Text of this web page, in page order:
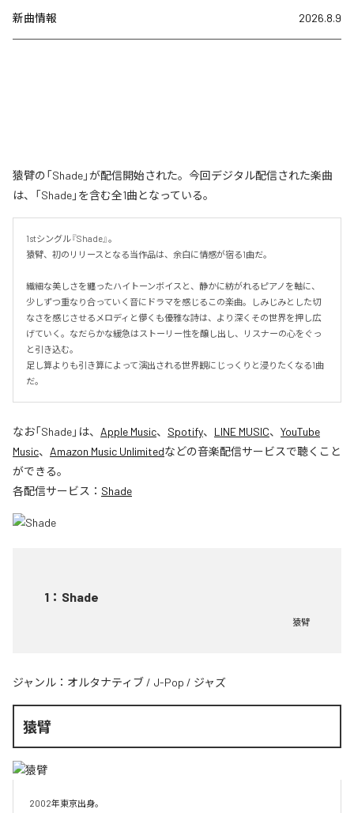
新曲情報 2026.8.9
猿臂の「Shade」が配信開始された。今回デジタル配信された楽曲
は、「Shade」を含む全1曲となっている。
1stシングル『Shade』。
猿臂、初のリリースとなる当作品は、余白に情感が宿る1曲だ。
繊細な美しさを纏ったハイトーンボイスと、静かに紡がれるピアノを軸に、
少しずつ重なり合っていく音にドラマを感じるこの楽曲。しみじみとした切
なさを感じさせるメロディと儚くも優雅な詩は、より深くその世界を押し広
げていく。なだらかな緩急はストーリー性を醸し出し、リスナーの心をぐっ
と引き込む。
足し算よりも引き算によって演出される世界観にじっくりと浸りたくなる1曲
だ。
なお「Shade」は、 Apple Music、 Spotify、 LINE MUSIC、 YouTube
Music、 Amazon Music Unlimitedなどの音楽配信サービスで聴くこと
ができる。
各配信サービス： Shade
1 ： Shade
猿臂
ジャンル： オルタナティブ / J-Pop / ジャズ
猿臂
2002年東京出身。